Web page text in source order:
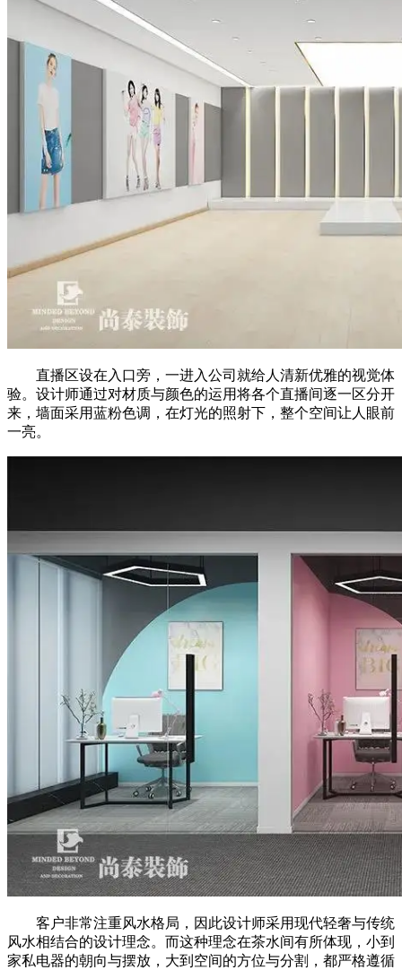
直播区设在入口旁，一进入公司就给人清新优雅的视觉体
验。设计师通过对材质与颜色的运用将各个直播间逐一区分开
来，墙面采用蓝粉色调，在灯光的照射下，整个空间让人眼前
一亮。
客户非常注重风水格局，因此设计师采用现代轻奢与传统
风水相结合的设计理念。而这种理念在茶水间有所体现，小到
家私电器的朝向与摆放，大到空间的方位与分割，都严格遵循